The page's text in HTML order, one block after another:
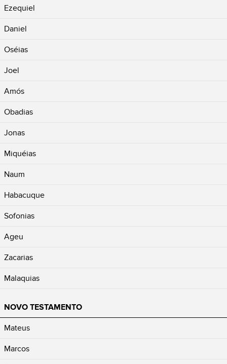
Ezequiel
Daniel
Oséias
Joel
Amós
Obadias
Jonas
Miquéias
Naum
Habacuque
Sofonias
Ageu
Zacarias
Malaquias
NOVO TESTAMENTO
Mateus
Marcos